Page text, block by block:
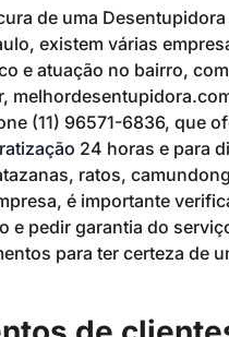
de uma
existem várias
e atuação no bairro,
(11) 96571-6836, que
24 horas e para
ratos,
é importante
e pedir garantia do
para ter certeza de